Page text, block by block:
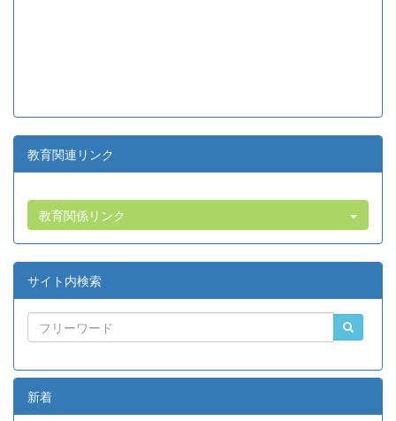
教育関連リンク
教育関係リンク
サイト内検索
新着